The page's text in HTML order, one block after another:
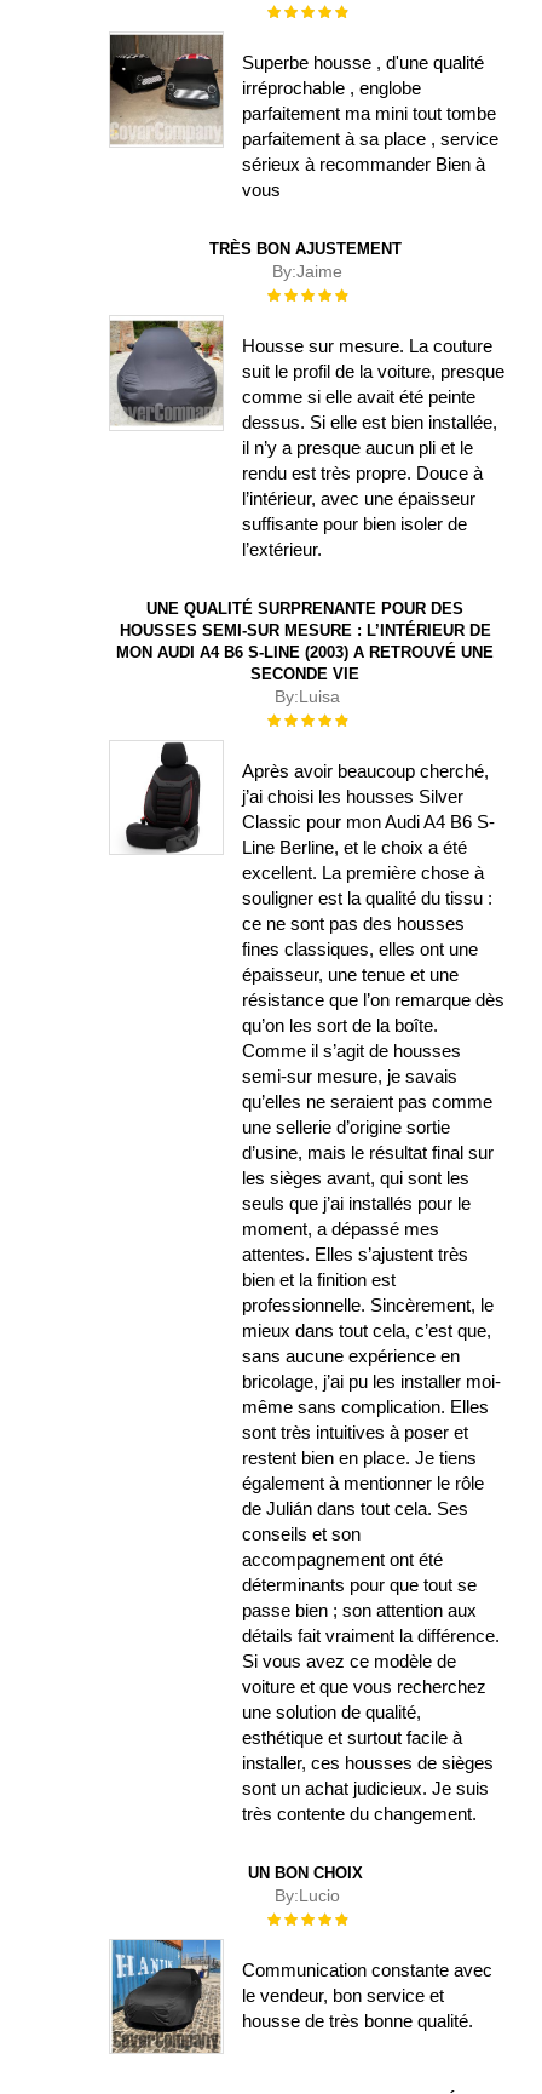
Évaluation :
Superbe housse , d'une qualité
irréprochable , englobe
parfaitement ma mini tout tombe
parfaitement à sa place , service
sérieux à recommander Bien à
vous
TRÈS BON AJUSTEMENT
By:Jaime
Évaluation :
Housse sur mesure. La couture
suit le profil de la voiture, presque
comme si elle avait été peinte
dessus. Si elle est bien installée,
il n’y a presque aucun pli et le
rendu est très propre. Douce à
l’intérieur, avec une épaisseur
suffisante pour bien isoler de
l’extérieur.
UNE QUALITÉ SURPRENANTE POUR DES
HOUSSES SEMI-SUR MESURE : L’INTÉRIEUR DE
MON AUDI A4 B6 S-LINE (2003) A RETROUVÉ UNE
SECONDE VIE
By:Luisa
Évaluation :
Après avoir beaucoup cherché,
j’ai choisi les housses Silver
Classic pour mon Audi A4 B6 S-
Line Berline, et le choix a été
excellent. La première chose à
souligner est la qualité du tissu :
ce ne sont pas des housses
fines classiques, elles ont une
épaisseur, une tenue et une
résistance que l’on remarque dès
qu’on les sort de la boîte.
Comme il s’agit de housses
semi-sur mesure, je savais
qu’elles ne seraient pas comme
une sellerie d’origine sortie
d’usine, mais le résultat final sur
les sièges avant, qui sont les
seuls que j’ai installés pour le
moment, a dépassé mes
attentes. Elles s’ajustent très
bien et la finition est
professionnelle. Sincèrement, le
mieux dans tout cela, c’est que,
sans aucune expérience en
bricolage, j’ai pu les installer moi-
même sans complication. Elles
sont très intuitives à poser et
restent bien en place. Je tiens
également à mentionner le rôle
de Julián dans tout cela. Ses
conseils et son
accompagnement ont été
déterminants pour que tout se
passe bien ; son attention aux
détails fait vraiment la différence.
Si vous avez ce modèle de
voiture et que vous recherchez
une solution de qualité,
esthétique et surtout facile à
installer, ces housses de sièges
sont un achat judicieux. Je suis
très contente du changement.
UN BON CHOIX
By:Lucio
Évaluation :
Communication constante avec
le vendeur, bon service et
housse de très bonne qualité.